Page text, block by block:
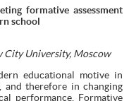
formative assessment
school
City University, Moscow
educational motive in
and therefore in changing
performance. Formative